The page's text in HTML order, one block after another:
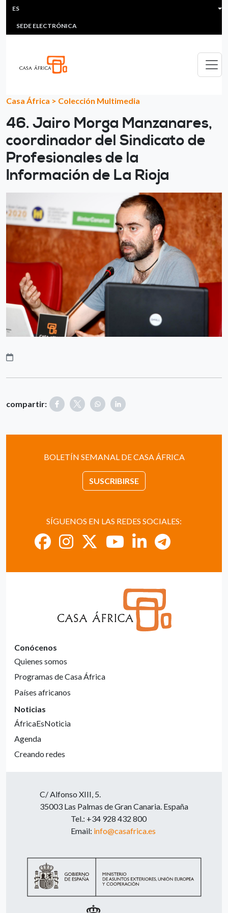
Pasar al contenido principal
HEADER MENU
MULTIMEDIA
SEDE ELECTRÓNICA
ES
Casa África > Colección Multimedia
46. Jairo Morga Manzanares,
coordinador del Sindicato de
Profesionales de la
Información de La Rioja
compartir:
BOLETÍN SEMANAL DE CASA ÁFRICA
SUSCRIBIRSE
SÍGUENOS EN LAS REDES SOCIALES:
Conócenos
Quienes somos
Programas de Casa África
Países africanos
Noticias
ÁfricaEsNoticia
Agenda
Creando redes
C/ Alfonso XIII, 5.
35003 Las Palmas de Gran Canaria. España
Tel.: +34 928 432 800
Email: info@casafrica.es